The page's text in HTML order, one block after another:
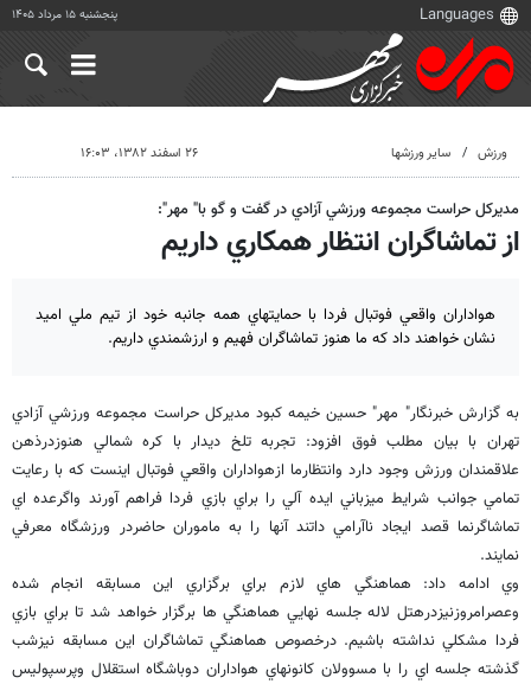
پنجشنبه ۱۵ مرداد ۱۴۰۵
ورزش سایر ورزشها ۲۶ اسفند ۱۳۸۲، ۱۶:۰۳
مديركل حراست مجموعه ورزشي آزادي در گفت و گو با" مهر":
از تماشاگران انتظار همكاري داريم
هواداران واقعي فوتبال فردا با حمايتهاي همه جانبه خود از تيم ملي اميد
نشان خواهند داد كه ما هنوز تماشاگران فهيم و ارزشمندي داريم.
به گزارش خبرنگار" مهر" حسين خيمه كبود مديركل حراست مجموعه ورزشي آزادي
تهران با بيان مطلب فوق افزود: تجربه تلخ ديدار با كره شمالي هنوزدرذهن
علاقمندان ورزش وجود دارد وانتظارما ازهواداران واقعي فوتبال اينست كه با رعايت
تمامي جوانب شرايط ميزباني ايده آلي را براي بازي فردا فراهم آورند واگرعده اي
تماشاگرنما قصد ايجاد ناآرامي داتند آنها را به ماموران حاضردر ورزشگاه معرفي
نمايند.
وي ادامه داد: هماهنگي هاي لازم براي برگزاري اين مسابقه انجام شده
وعصرامروزنيزدرهتل لاله جلسه نهايي هماهنگي ها برگزار خواهد شد تا براي بازي
فردا مشكلي نداشته باشيم. درخصوص هماهنگي تماشاگران اين مسابقه نيزشب
گذشته جلسه اي را با مسوولان كانونهاي هواداران دوباشگاه استقلال وپرسپوليس